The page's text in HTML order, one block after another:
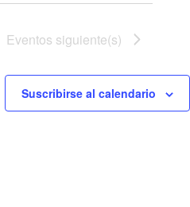
Eventos siguiente(s)
Suscribirse al calendario